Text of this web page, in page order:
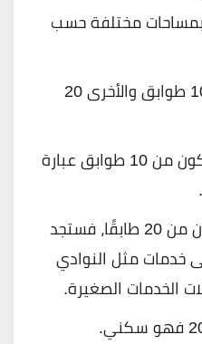
بمساحات مختلفة حسب
يوجد نوعان من الأبراج، 10 طوابق والأخرى 20
كما لاحظنا أن البرج المكون من 10 طوابق عبارة
أما بالنسبة للبرج المكون من 20 طابقًا، فستجد
خدمات مثل النوادي
الخدمات الصغيرة.